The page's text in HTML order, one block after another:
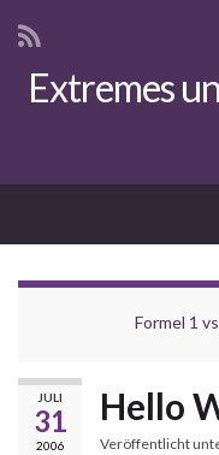
Search for:
Extremes
Formel 1
JULI
31
2006
Hello
Veröffentlicht